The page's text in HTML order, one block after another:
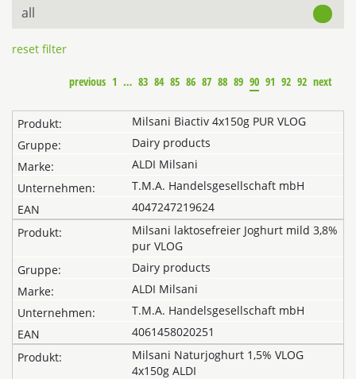
reset filter
previous 1 … 83 84 85 86 87 88 89 90 91 92 92 next
Milsani Biactiv 4x150g PUR VLOG
Dairy products
ALDI Milsani
T.M.A. Handelsgesellschaft mbH
4047247219624
Milsani laktosefreier Joghurt mild 3,8%
pur VLOG
Dairy products
ALDI Milsani
T.M.A. Handelsgesellschaft mbH
4061458020251
Milsani Naturjoghurt 1,5% VLOG
4x150g ALDI